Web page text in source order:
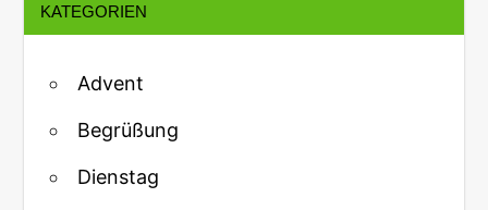
KATEGORIEN
Advent
Begrüßung
Dienstag